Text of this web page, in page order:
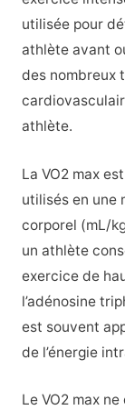
utilisée pour
athlète avant
des nombreux
athlète.
La VO2 max
utilisés en une
corporel (mL/
un athlète
exercice de
l’adénosine
est souvent
de l’énergie
Le VO2 max